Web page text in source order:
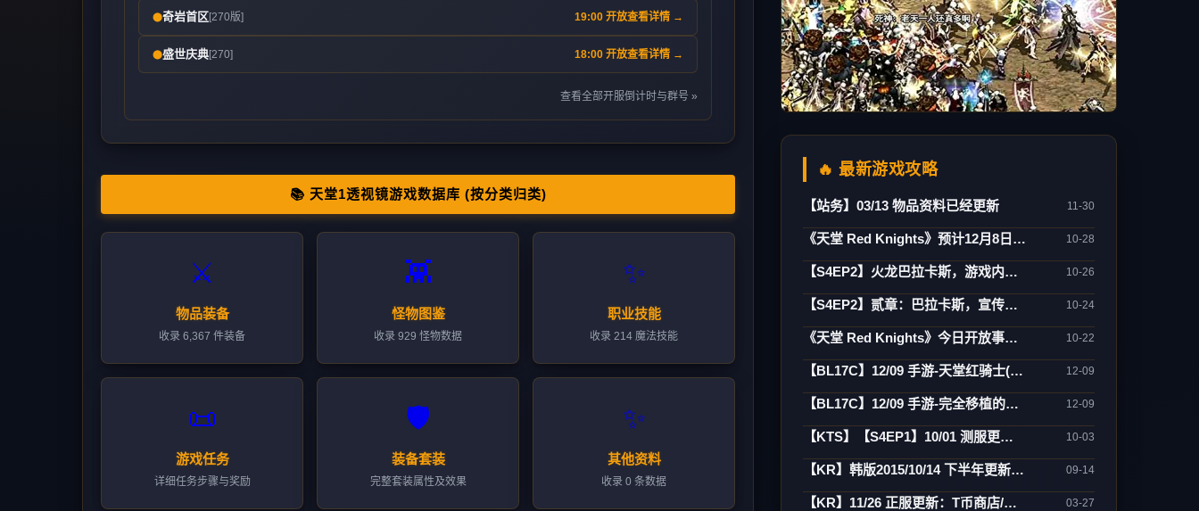
⬤奇岩首区[270版] 19:00 开放查看详情 →
⬤盛世庆典[270] 18:00 开放查看详情 →
查看全部开服倒计时与群号 »
📚 天堂1透视镜游戏数据库 (按分类归类)
⚔️
物品装备
收录 6,367 件装备
👾
怪物图鉴
收录 929 怪物数据
✨
职业技能
收录 214 魔法技能
📜
游戏任务
详细任务步骤与奖励
🛡️
装备套装
完整套装属性及效果
✨
其他资料
收录 0 条数据
🔥 最新游戏攻略
【站务】03/13 物品资料已经更新 11-30
《天堂 Red Knights》预计12月8日正式上市！ 10-28
【S4EP2】火龙巴拉卡斯，游戏内实际影片 10-26
【S4EP2】贰章：巴拉卡斯，宣传CG动画 10-24
《天堂 Red Knights》今日开放事前登录 27日将於韩国举办大规模发表会 10-22
【BL17C】12/09 手游-天堂红骑士(Project RK) 12-09
【BL17C】12/09 手游-完全移植的天堂行动版(Project L) 12-09
【KTS】【S4EP1】10/01 测服更新：亚丁大陆/怪物图监/连击/活动闹钟/遗忘之岛 10-03
【KR】韩版2015/10/14 下半年更新内容预告 09-14
【KR】11/26 正服更新：T币商店/万能药制作/傲塔调整/活动 03-27